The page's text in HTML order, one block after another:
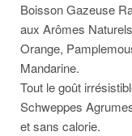
Boisson Gazeuse
aux Arômes
Orange,
Mandarine.
Tout le goût
Schweppes
et sans calorie.